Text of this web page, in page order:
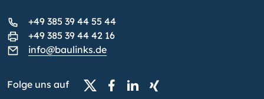
+49 385 39 44 55 44
+49 385 39 44 42 16
info@baulinks.de
Folge uns auf